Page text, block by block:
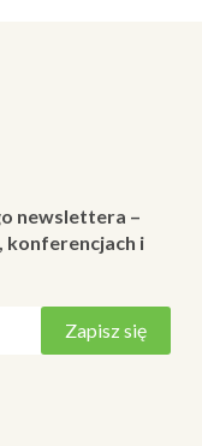
newslettera –
konferencjach i